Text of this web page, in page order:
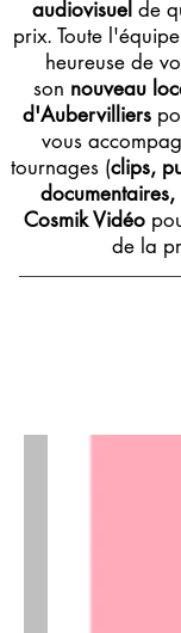
audiovisuel de
prix. Toute
heureuse de
son nouveau
d'Aubervilliers
vous
tournages (clips,
Cosmik Vidéo
de la